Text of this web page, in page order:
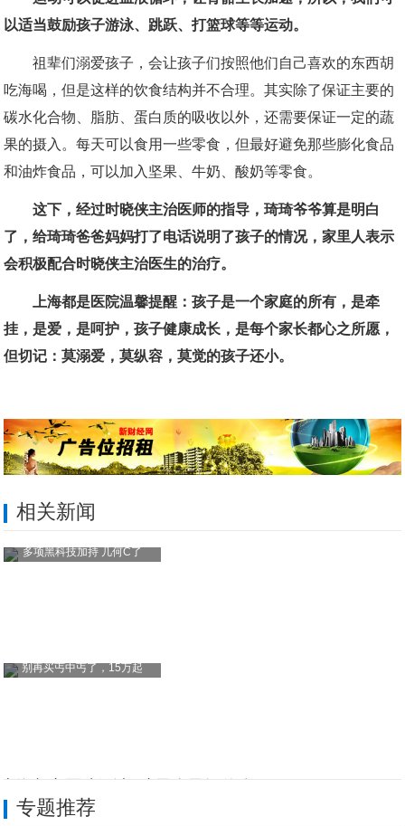
以适当鼓励孩子游泳、跳跃、打篮球等等运动。
祖辈们溺爱孩子，会让孩子们按照他们自己喜欢的东西胡
吃海喝，但是这样的饮食结构并不合理。其实除了保证主要的
碳水化合物、脂肪、蛋白质的吸收以外，还需要保证一定的蔬
果的摄入。每天可以食用一些零食，但最好避免那些膨化食品
和油炸食品，可以加入坚果、牛奶、酸奶等零食。
这下，经过时晓侠主治医师的指导，琦琦爷爷算是明白
了，给琦琦爸爸妈妈打了电话说明了孩子的情况，家里人表示
会积极配合时晓侠主治医生的治疗。
上海都是医院温馨提醒：孩子是一个家庭的所有，是牵
挂，是爱，是呵护，孩子健康成长，是每个家长都心之所愿，
但切记：莫溺爱，莫纵容，莫觉的孩子还小。
相关新闻
多项黑科技加持 几何C了
别再买丐中丐了，15万起
专题推荐